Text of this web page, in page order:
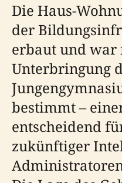
Die Haus-
der
erbaut und war
Unterbringung
bestimmt –
entscheidend
zukünftiger